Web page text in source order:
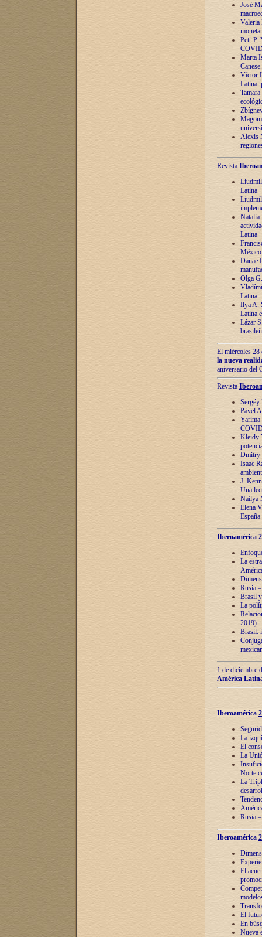
José
Valeria
Petr P.
Marta
Víctor
Latina:
Alexis
Revista
Latina
Natalia
Latina
México
Dánae
Olga
Latina
Ilya A.
Latina
Lázar
El miércoles 28
la nueva
aniversario del
Revista
Sergéy
Pável
Yarima
Kleidy
Dmitry
Isaac
J.
Una
Naílya
Elena
España
Iberoamérica
La
Rusia
Brasil
La
2019)
Brasil:
1 de diciembre
América
Iberoamérica
La
El
La
Norte
La
Rusia
Iberoamérica
El
El
En
Nueva